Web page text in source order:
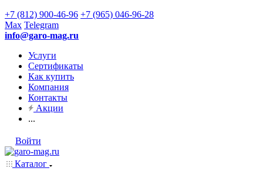
+7 (812) 900-46-96 +7 (965) 046-96-28
Max Telegram
info@garo-mag.ru
Услуги
Сертификаты
Как купить
Компания
Контакты
Акции
...
Войти
Каталог